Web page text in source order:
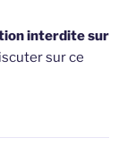
interdite sur
sur ce